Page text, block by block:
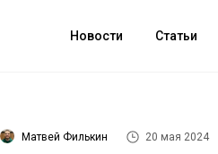
Новости Статьи
Матвей Филькин 20 мая 2024